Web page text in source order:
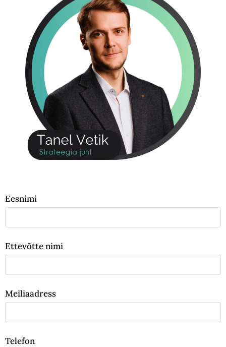
Eesnimi
Ettevõtte nimi
Meiliaadress
Telefon